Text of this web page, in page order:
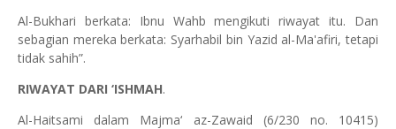
Al-Bukhari berkata: Ibnu Wahb mengikuti riwayat itu. Dan
sebagian mereka berkata: Syarhabil bin Yazid al-Ma'afiri, tetapi
tidak sahih”.
RIWAYAT DARI ‘ISHMAH.
Al-Haitsami dalam Majma‘ az-Zawaid (6/230 no. 10415)